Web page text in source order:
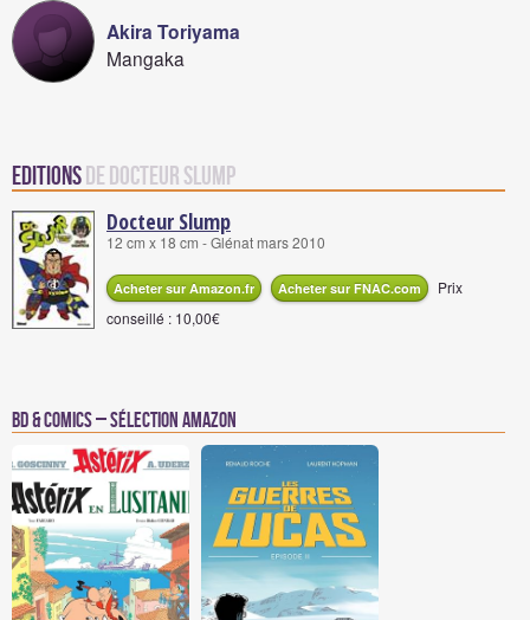
Akira Toriyama
Mangaka
Editionsde Docteur Slump
Docteur Slump
12 cm x 18 cm - Glénat mars 2010
Acheter sur Amazon.fr Acheter sur FNAC.com
Prix
conseillé : 10,00€
BD & Comics – Sélection Amazon